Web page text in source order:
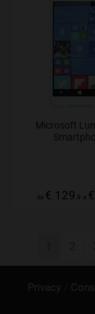
Microsoft
da € 129 ,9 a
Privacy